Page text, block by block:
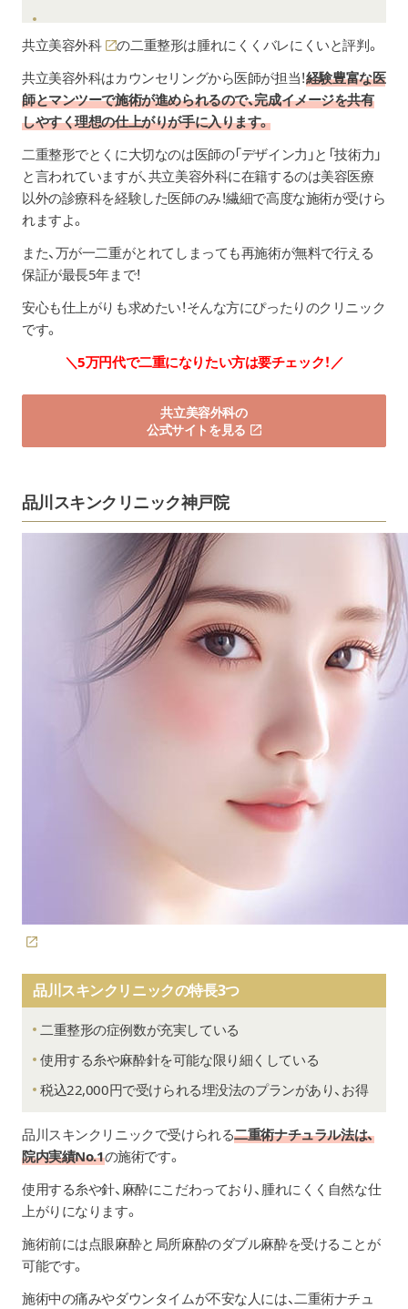
共立美容外科
の二重整形は腫れにくくバレにくいと評判。
共立美容外科はカウンセリングから医師が担当！経験豊富な医
師とマンツーで施術が進められるので、完成イメージを共有
しやすく理想の仕上がりが手に入ります。
二重整形でとくに大切なのは医師の「デザイン力」と「技術力」
と言われていますが、共立美容外科に在籍するのは美容医療
以外の診療科を経験した医師のみ！繊細で高度な施術が受けら
れますよ。
また、万が一二重がとれてしまっても再施術が無料で行える
保証が最長5年まで！
安心も仕上がりも求めたい！そんな方にぴったりのクリニック
です。
＼5万円代で二重になりたい方は要チェック！／
共立美容外科の
公式サイトを見る
品川スキンクリニック神戸院
品川スキンクリニックの特長3つ
二重整形の症例数が充実している
使用する糸や麻酔針を可能な限り細くしている
税込22,000円で受けられる埋没法のプランがあり、お得
品川スキンクリニックで受けられる二重術ナチュラル法は、
院内実績No.1の施術です。
使用する糸や針、麻酔にこだわっており、腫れにくく自然な仕
上がりになります。
施術前には点眼麻酔と局所麻酔のダブル麻酔を受けることが
可能です。
施術中の痛みやダウンタイムが不安な人には、二重術ナチュ